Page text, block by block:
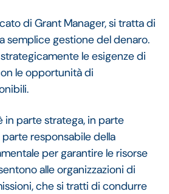
di Grant Manager, si tratta di
semplice gestione del denaro.
le esigenze di
le opportunità di
in parte stratega, in parte
responsabile della
per garantire le risorse
alle organizzazioni di
che si tratti di condurre